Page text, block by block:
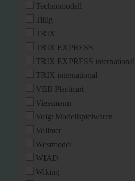
Technomodell
Tillig
TRIX
TRIX EXPRESS
TRIX EXPRESS international
TRIX international
VEB Plasticart
Viessmann
Voigt Modellspielwaren
Vollmer
Westmodel
WIAD
Wiking